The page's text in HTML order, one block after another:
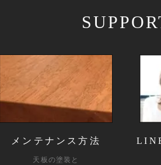
メンテナンス方法
天板の塗装と